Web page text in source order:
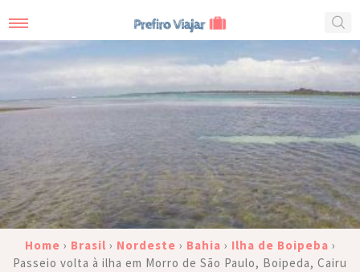
Home › Brasil › Nordeste › Bahia › Ilha de Boipeba ›
Passeio volta à ilha em Morro de São Paulo, Boipeda, Cairu